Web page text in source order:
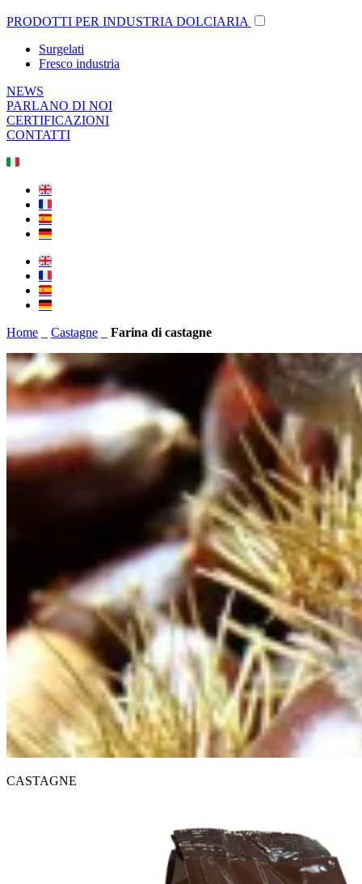
PRODOTTI PER INDUSTRIA DOLCIARIA
Surgelati
Fresco industria
NEWS
PARLANO DI NOI
CERTIFICAZIONI
CONTATTI
🇮🇹
🇬🇧
🇫🇷
🇪🇸
🇩🇪
🇬🇧
🇫🇷
🇪🇸
🇩🇪
Home
Castagne Farina di castagne
CASTAGNE